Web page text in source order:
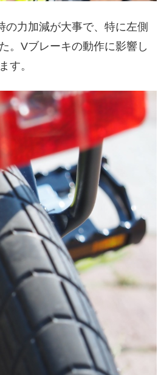
の力加減が大事で、特に左側
。Vブレーキの動作に影響し
す。